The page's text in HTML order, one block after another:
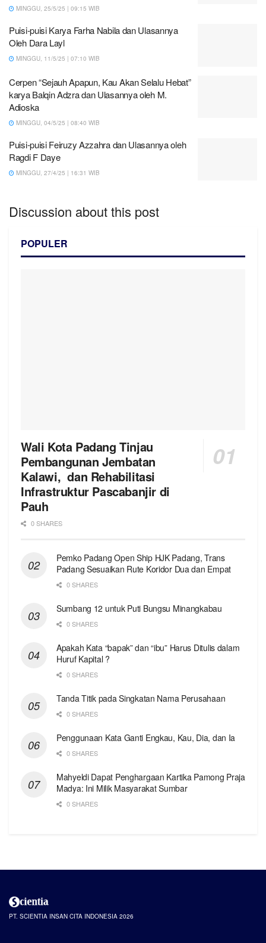
MINGGU, 25/5/25 | 09:15 WIB
Puisi-puisi Karya Farha Nabila dan Ulasannya
Oleh Dara Layl
MINGGU, 11/5/25 | 07:10 WIB
Cerpen “Sejauh Apapun, Kau Akan Selalu Hebat”
karya Balqin Adzra dan Ulasannya oleh M.
Adioska
MINGGU, 04/5/25 | 08:40 WIB
Puisi-puisi Feiruzy Azzahra dan Ulasannya oleh
Ragdi F Daye
MINGGU, 27/4/25 | 16:31 WIB
Discussion about this post
POPULER
Wali Kota Padang Tinjau
Pembangunan Jembatan
Kalawi, dan Rehabilitasi
Infrastruktur Pascabanjir di
Pauh
0 SHARES
Pemko Padang Open Ship HJK Padang, Trans
Padang Sesuaikan Rute Koridor Dua dan Empat
0 SHARES
Sumbang 12 untuk Puti Bungsu Minangkabau
0 SHARES
Apakah Kata “bapak” dan “ibu” Harus Ditulis dalam
Huruf Kapital ?
0 SHARES
Tanda Titik pada Singkatan Nama Perusahaan
0 SHARES
Penggunaan Kata Ganti Engkau, Kau, Dia, dan Ia
0 SHARES
Mahyeldi Dapat Penghargaan Kartika Pamong Praja
Madya: Ini Milik Masyarakat Sumbar
0 SHARES
PT. SCIENTIA INSAN CITA INDONESIA 2026